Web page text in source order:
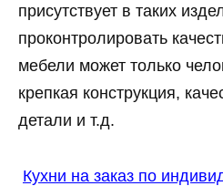
присутствует в таких
проконтролировать
мебели может только
крепкая конструкция,
детали и т.д.
Кухни на заказ по